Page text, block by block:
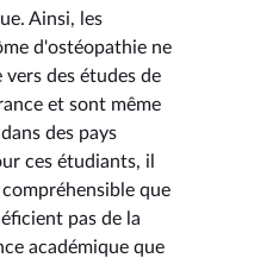
Ainsi, les
d'ostéopathie ne
des études de
et sont même
des pays
ces étudiants, il
que
pas de la
académique que